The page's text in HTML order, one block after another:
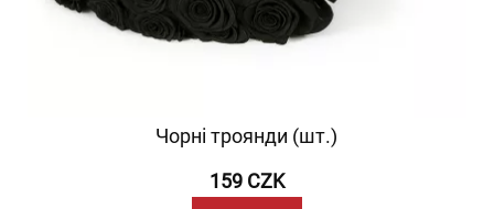
Чорні троянди (шт.)
159 CZK